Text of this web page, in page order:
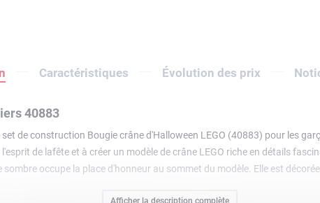
Caractéristiques Évolution des prix
40883
de construction Bougie crâne d'Halloween LEGO (40883) pour les
de lafête et à créer un modèle de crâne LEGO riche en détails
occupe la place d'honneur au sommet du modèle. Elle est
Afficher la description complète